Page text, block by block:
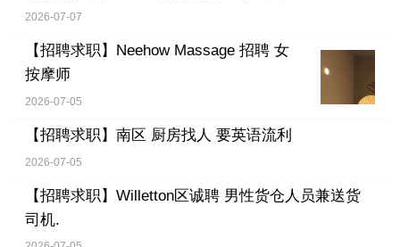
2026-07-07
【招聘求职】
Neehow Massage 招聘 女
按摩师
2026-07-05
【招聘求职】 南区 厨房找人 要英语流利
2026-07-05
【招聘求职】 Willetton区诚聘 男性货仓人员兼送货
司机.